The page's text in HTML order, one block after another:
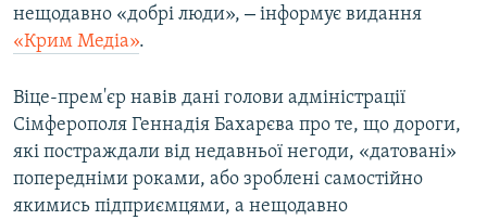
нещодавно «добрі люди», – інформує видання
«Крим Медіа».
Віце-прем'єр навів дані голови адміністрації
Сімферополя Геннадія Бахарєва про те, що дороги,
які постраждали від недавньої негоди, «датовані»
попередніми роками, або зроблені самостійно
якимись підприємцями, а нещодавно